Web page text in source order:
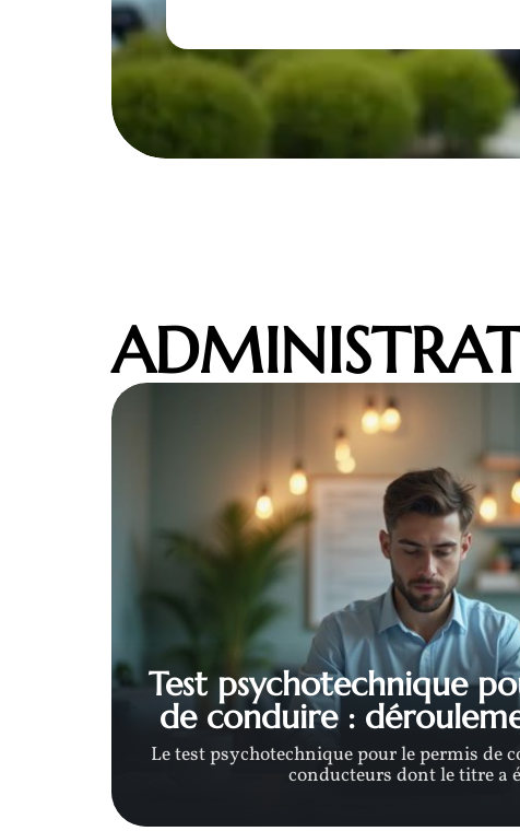
Test psychotechnique
de conduire :
Le test psychotechnique pour le permis de
conducteurs dont le titre a